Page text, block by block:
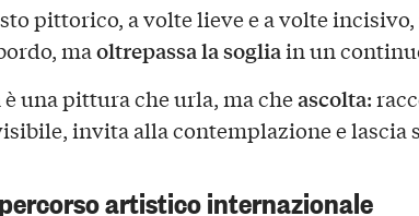
pittorico, a volte lieve e a volte
maoltrepassa la sogliain un
una pittura che urla, ma cheascolta:
invita alla contemplazione e lascia
artistico internazionale